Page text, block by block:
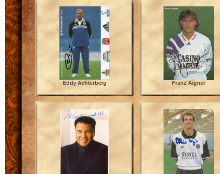
Eddy Achterberg Franz Aigner